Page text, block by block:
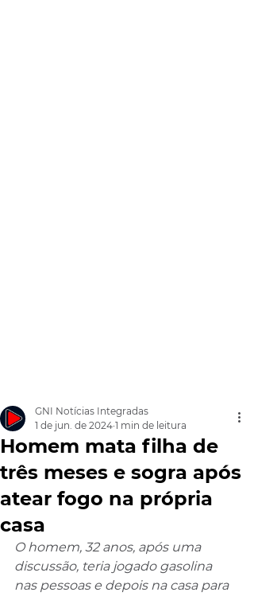
Homem mata filha de
três meses e sogra após
atear fogo na própria
casa
GNI Notícias Integradas
1 de jun. de 2024 1 min de leitura
O homem, 32 anos, após uma
discussão, teria jogado gasolina
nas pessoas e depois na casa para